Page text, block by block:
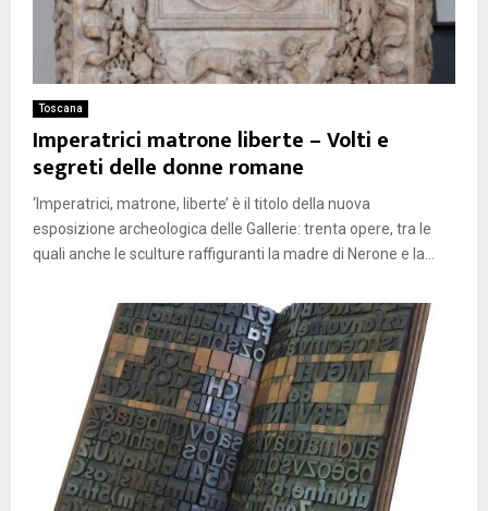
Toscana
Imperatrici matrone liberte – Volti e
segreti delle donne romane
‘Imperatrici, matrone, liberte’ è il titolo della nuova
esposizione archeologica delle Gallerie: trenta opere, tra le
quali anche le sculture raffiguranti la madre di Nerone e la...